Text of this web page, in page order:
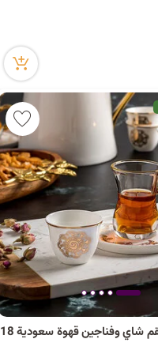
دلتي بيالات طقم شاي وفناجين قهوة سعودية 18